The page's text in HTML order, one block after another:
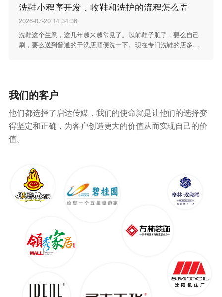
不少知识付费平台和做课程的个人或团队，而微信小程序因为不
用下载、打开快、分享方便，成了不少人做知识付费的选择。
洗鞋小程序开发，收鞋和洗护的流程怎么弄
2026-07-20 14:34:36
洗鞋这个生意，这几年越来越常见了。以前鞋子脏了，要么自己
刷，要么送到普通的干洗店顺便洗一下。现在专门洗鞋的店多了
客人手里到洗完回到客人手里，中间要经过收鞋、检查、清洗、
比较麻烦。洗鞋小程序就是把这个长长的服务流程搬到线上来管
理，让每个环节都有记录，不靠纸笔也不靠脑子记。
我们的客户
他们都选择了启达传媒，我们的使命就是让他们的选择变
得坚定和正确，为客户创造更大的价值从而实现自己的价
值。